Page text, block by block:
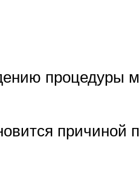
процедуры
причиной